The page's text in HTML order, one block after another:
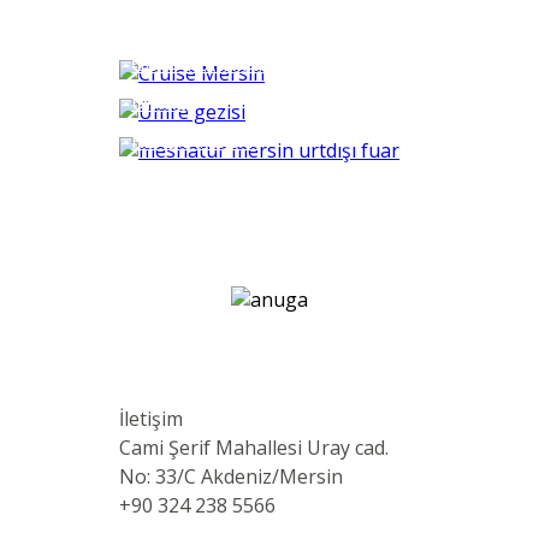
GEMİ TURLARI
UMRE
REFERANSLAR
İletişim
Cami Şerif Mahallesi Uray cad.
No: 33/C Akdeniz/Mersin
+90 324 238 5566